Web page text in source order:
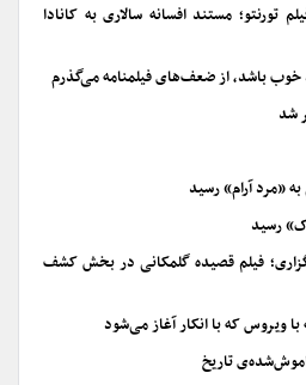
تورنتو؛ مستند افسانه سالاری به کانادا
خوب باشد، از ضعف‌های فیلمنامه می‌گذرم
شد
به «مرد آرام» رسید
رسید
فیلم قصیده گلمکانی در بخش کشف
ویروس که با انکار آغاز می‌شود
تاریخ